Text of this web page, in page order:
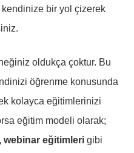
bir yol çizerek
oldukça çoktur. Bu
öğrenme konusunda
kolayca eğitimlerinizi
eğitim modeli olarak;
webinar eğitimleri gibi